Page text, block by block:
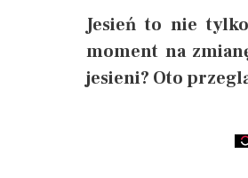
Jesień to nie
moment na
jesieni? Oto